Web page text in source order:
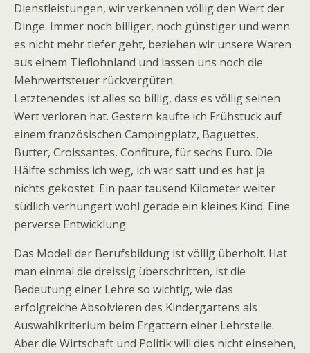
Dienstleistungen, wir verkennen völlig den Wert der
Dinge. Immer noch billiger, noch günstiger und wenn
es nicht mehr tiefer geht, beziehen wir unsere Waren
aus einem Tieflohnland und lassen uns noch die
Mehrwertsteuer rückvergüten.
Letztenendes ist alles so billig, dass es völlig seinen
Wert verloren hat. Gestern kaufte ich Frühstück auf
einem französischen Campingplatz, Baguettes,
Butter, Croissantes, Confiture, für sechs Euro. Die
Hälfte schmiss ich weg, ich war satt und es hat ja
nichts gekostet. Ein paar tausend Kilometer weiter
südlich verhungert wohl gerade ein kleines Kind. Eine
perverse Entwicklung.
Das Modell der Berufsbildung ist völlig überholt. Hat
man einmal die dreissig überschritten, ist die
Bedeutung einer Lehre so wichtig, wie das
erfolgreiche Absolvieren des Kindergartens als
Auswahlkriterium beim Ergattern einer Lehrstelle.
Aber die Wirtschaft und Politik will dies nicht einsehen,